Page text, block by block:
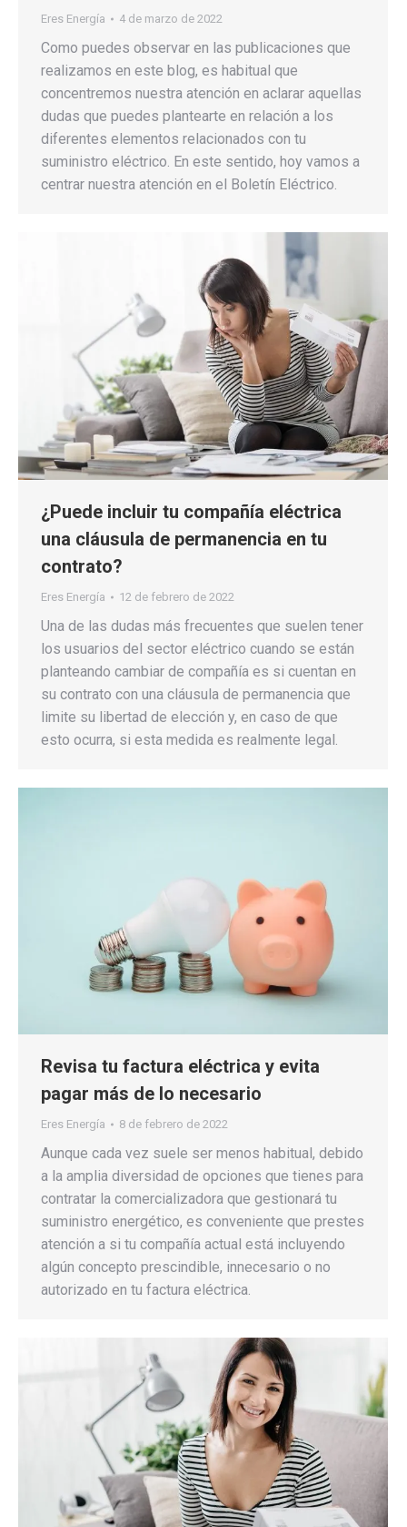
Eres Energía 4 de marzo de 2022
Como puedes observar en las publicaciones que
realizamos en este blog, es habitual que
concentremos nuestra atención en aclarar aquellas
dudas que puedes plantearte en relación a los
diferentes elementos relacionados con tu
suministro eléctrico. En este sentido, hoy vamos a
centrar nuestra atención en el Boletín Eléctrico.
¿Puede incluir tu compañía eléctrica
una cláusula de permanencia en tu
contrato?
Eres Energía 12 de febrero de 2022
Una de las dudas más frecuentes que suelen tener
los usuarios del sector eléctrico cuando se están
planteando cambiar de compañía es si cuentan en
su contrato con una cláusula de permanencia que
limite su libertad de elección y, en caso de que
esto ocurra, si esta medida es realmente legal.
Revisa tu factura eléctrica y evita
pagar más de lo necesario
Eres Energía 8 de febrero de 2022
Aunque cada vez suele ser menos habitual, debido
a la amplia diversidad de opciones que tienes para
contratar la comercializadora que gestionará tu
suministro energético, es conveniente que prestes
atención a si tu compañía actual está incluyendo
algún concepto prescindible, innecesario o no
autorizado en tu factura eléctrica.